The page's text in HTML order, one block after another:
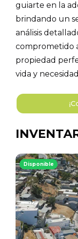
guiarte en la
brindando un
análisis
comprometido
propiedad
vida y
Disponible